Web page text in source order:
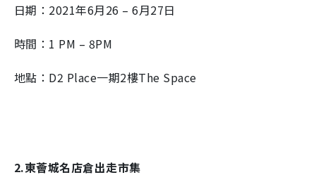
日期：2021年6月26 – 6月27日
時間：1 PM – 8PM
地點：D2 Place一期2樓The Space
2.東薈城名店倉出走市集